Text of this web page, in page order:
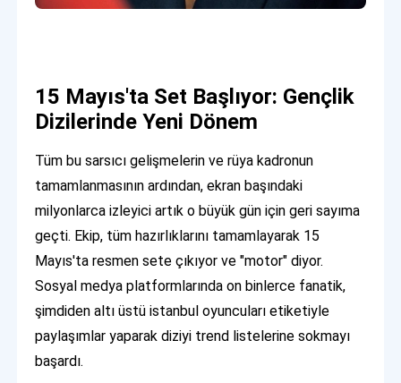
15 Mayıs'ta Set Başlıyor: Gençlik
Dizilerinde Yeni Dönem
Tüm bu sarsıcı gelişmelerin ve rüya kadronun
tamamlanmasının ardından, ekran başındaki
milyonlarca izleyici artık o büyük gün için geri sayıma
geçti. Ekip, tüm hazırlıklarını tamamlayarak 15
Mayıs'ta resmen sete çıkıyor ve "motor" diyor.
Sosyal medya platformlarında on binlerce fanatik,
şimdiden altı üstü istanbul oyuncuları etiketiyle
paylaşımlar yaparak diziyi trend listelerine sokmayı
başardı.